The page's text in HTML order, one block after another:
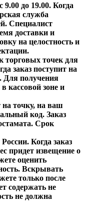
9.00 до 19.00. Когда
служба
Специалист
доставки и
на целостность и
торговых точек для
заказ поступит на
Для получения
кассовой зоне и
на точку, на ваш
код. Заказ
Срок
Когда заказ
придет извещение о
оценить
Вскрывать
только после
содержать не
не должна